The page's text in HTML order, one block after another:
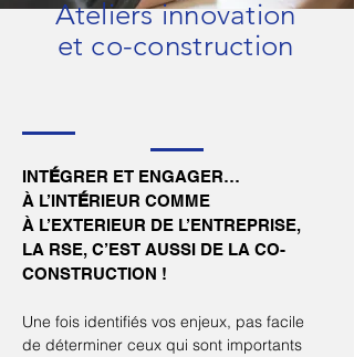
Ateliers innovation
et co-construction
INTÉGRER ET ENGAGER…
À L’INTÉRIEUR COMME
À L’EXTERIEUR DE L’ENTREPRISE,
LA RSE, C’EST AUSSI DE LA CO-
CONSTRUCTION !
Une fois identifiés vos enjeux, pas facile
de déterminer ceux qui sont importants